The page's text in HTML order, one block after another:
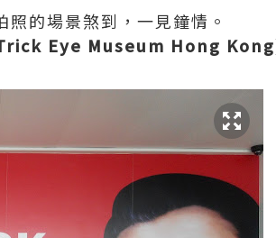
的場景煞到，一見鐘情。
Eye Museum Hong